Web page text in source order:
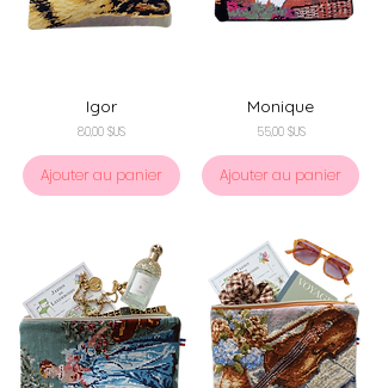
Igor
Prix
80,00 $US
Ajouter au panier
Monique
Prix
55,00 $US
Ajouter au panier